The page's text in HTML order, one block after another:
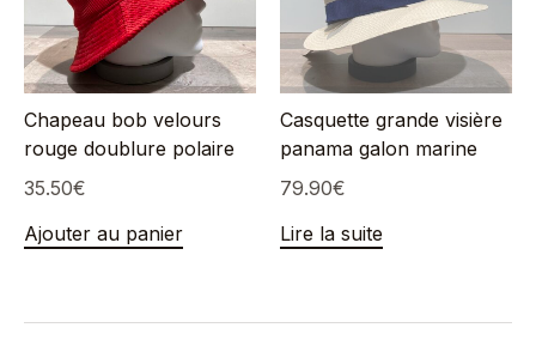
Chapeau bob velours
rouge doublure polaire
35.50€
Ajouter au panier
Casquette grande visière
panama galon marine
79.90€
Lire la suite